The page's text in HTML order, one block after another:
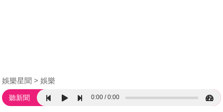
娛樂星聞 娛樂
聽新聞 0:00 0:00